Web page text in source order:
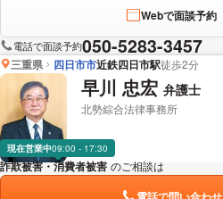
Webで面談予約
電話で面談予約050-5283-3457
三重県 四日市市近鉄四日市駅徒歩2分
早川 忠宏 弁護士
北勢綜合法律事務所
現在営業中09:00 - 17:30
詐欺被害・消費者被害 のご相談は